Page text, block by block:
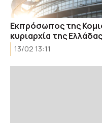
Εκπρόσωπος της
κυριαρχία της
13/02 13:11